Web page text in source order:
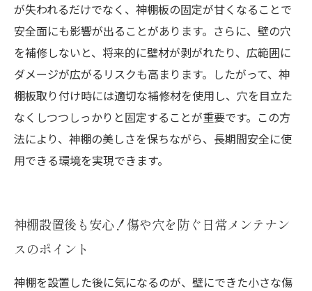
が失われるだけでなく、神棚板の固定が甘くなることで
安全面にも影響が出ることがあります。さらに、壁の穴
を補修しないと、将来的に壁材が剥がれたり、広範囲に
ダメージが広がるリスクも高まります。したがって、神
棚板取り付け時には適切な補修材を使用し、穴を目立た
なくしつつしっかりと固定することが重要です。この方
法により、神棚の美しさを保ちながら、長期間安全に使
用できる環境を実現できます。
神棚設置後も安心！傷や穴を防ぐ日常メンテナン
スのポイント
神棚を設置した後に気になるのが、壁にできた小さな傷